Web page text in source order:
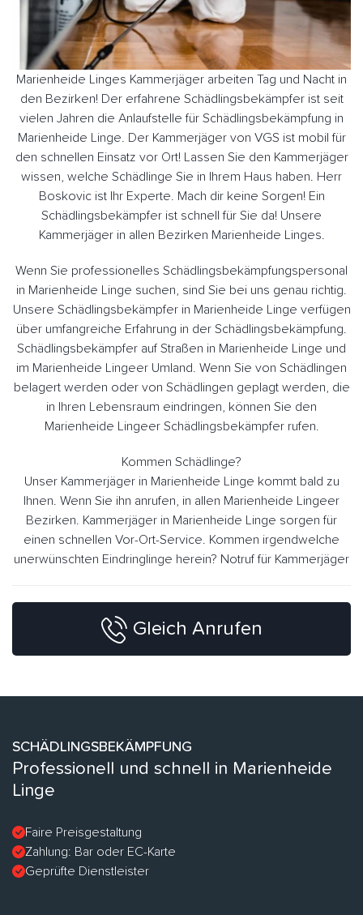
Marienheide Linges Kammerjäger arbeiten Tag und Nacht in
den Bezirken! Der erfahrene Schädlingsbekämpfer ist seit
vielen Jahren die Anlaufstelle für Schädlingsbekämpfung in
Marienheide Linge. Der Kammerjäger von VGS ist mobil für
den schnellen Einsatz vor Ort! Lassen Sie den Kammerjäger
wissen, welche Schädlinge Sie in Ihrem Haus haben. Herr
Boskovic ist Ihr Experte. Mach dir keine Sorgen! Ein
Schädlingsbekämpfer ist schnell für Sie da! Unsere
Kammerjäger in allen Bezirken Marienheide Linges.
Wenn Sie professionelles Schädlingsbekämpfungspersonal
in Marienheide Linge suchen, sind Sie bei uns genau richtig.
Unsere Schädlingsbekämpfer in Marienheide Linge verfügen
über umfangreiche Erfahrung in der Schädlingsbekämpfung.
Schädlingsbekämpfer auf Straßen in Marienheide Linge und
im Marienheide Lingeer Umland. Wenn Sie von Schädlingen
belagert werden oder von Schädlingen geplagt werden, die
in Ihren Lebensraum eindringen, können Sie den
Marienheide Lingeer Schädlingsbekämpfer rufen.
Kommen Schädlinge?
Unser Kammerjäger in Marienheide Linge kommt bald zu
Ihnen. Wenn Sie ihn anrufen, in allen Marienheide Lingeer
Bezirken. Kammerjäger in Marienheide Linge sorgen für
einen schnellen Vor-Ort-Service. Kommen irgendwelche
unerwünschten Eindringlinge herein? Notruf für Kammerjäger
Gleich Anrufen
SCHÄDLINGSBEKÄMPFUNG
Professionell und schnell in Marienheide
Linge
Faire Preisgestaltung
Zahlung: Bar oder EC-Karte
Geprüfte Dienstleister